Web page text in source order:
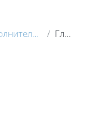
Дополнительные материалы Глоссарий